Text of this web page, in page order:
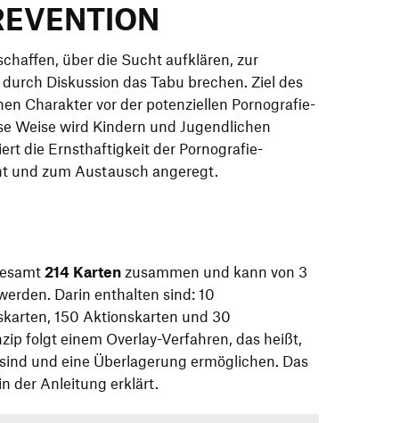
über die Sucht aufklären, zur
Diskussion das Tabu brechen. Ziel des
Charakter vor der potenziellen Pornografie-
Weise wird Kindern und Jugendlichen
die Ernsthaftigkeit der Pornografie-
und zum Austausch angeregt.
214 Karten zusammen und kann von 3
Darin enthalten sind: 10
150 Aktionskarten und 30
folgt einem Overlay-Verfahren, das heißt,
und eine Überlagerung ermöglichen. Das
der Anleitung erklärt.